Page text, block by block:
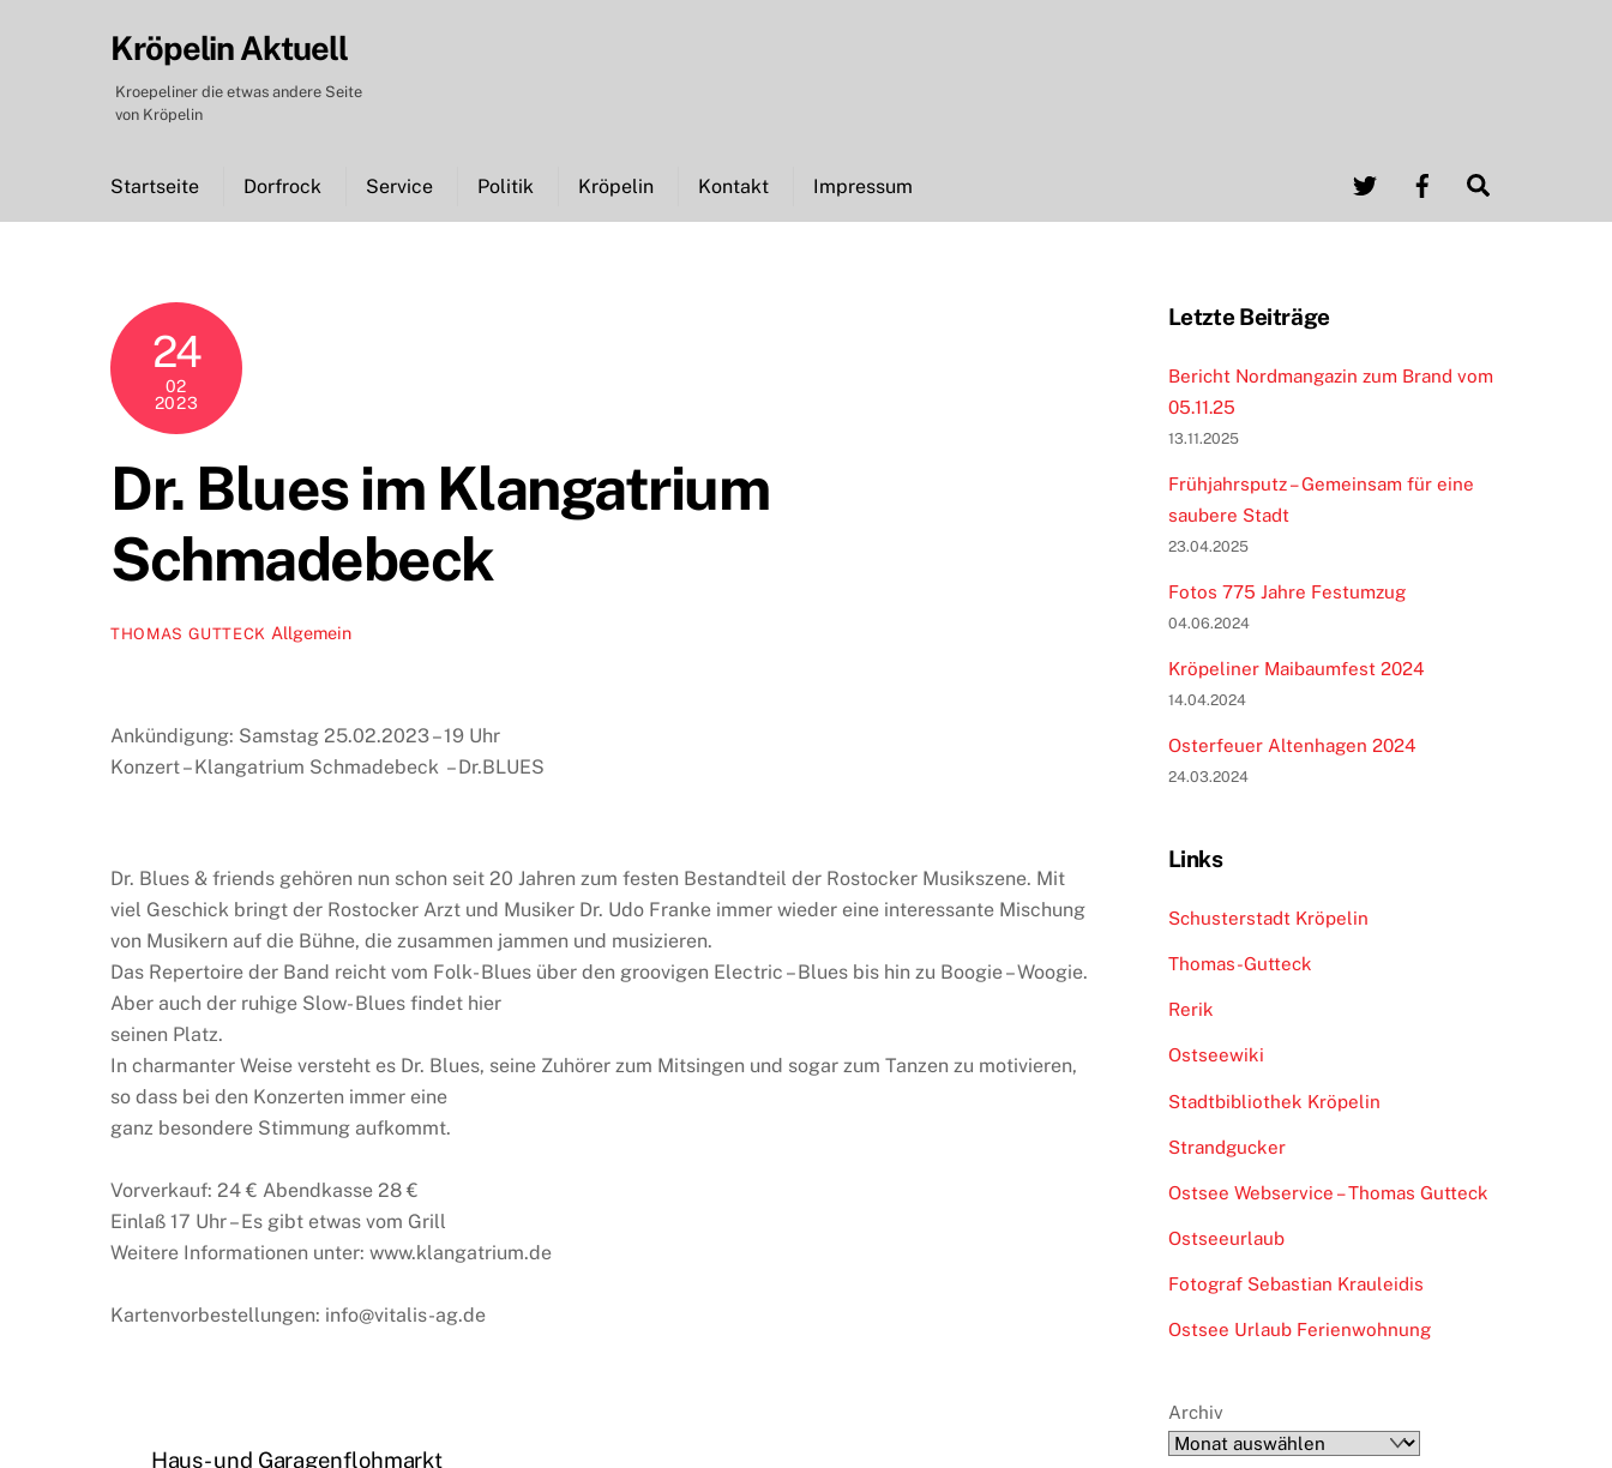
Kröpelin Aktuell
Kroepeliner die etwas andere Seite
von Kröpelin
Twitter Facebook
Startseite Dorfrock Service Politik Kröpelin Kontakt Impressum
24
02
2023
Dr. Blues im Klangatrium
Schmadebeck
THOMAS GUTTECK Allgemein
Ankündigung: Samstag 25.02.2023 – 19 Uhr
Konzert – Klangatrium Schmadebeck – Dr.BLUES
Dr. Blues & friends gehören nun schon seit 20 Jahren zum festen Bestandteil der Rostocker Musikszene. Mit
viel Geschick bringt der Rostocker Arzt und Musiker Dr. Udo Franke immer wieder eine interessante Mischung
von Musikern auf die Bühne, die zusammen jammen und musizieren.
Das Repertoire der Band reicht vom Folk- Blues über den groovigen Electric – Blues bis hin zu Boogie – Woogie.
Aber auch der ruhige Slow- Blues findet hier
seinen Platz.
In charmanter Weise versteht es Dr. Blues, seine Zuhörer zum Mitsingen und sogar zum Tanzen zu motivieren,
so dass bei den Konzerten immer eine
ganz besondere Stimmung aufkommt.
Vorverkauf: 24 € Abendkasse 28 €
Einlaß 17 Uhr – Es gibt etwas vom Grill
Weitere Informationen unter: www.klangatrium.de
Kartenvorbestellungen: info@vitalis-ag.de
Haus- und Garagenflohmarkt
Letzte Beiträge
Bericht Nordmangazin zum Brand vom
05.11.25
13.11.2025
Frühjahrsputz – Gemeinsam für eine
saubere Stadt
23.04.2025
Fotos 775 Jahre Festumzug
04.06.2024
Kröpeliner Maibaumfest 2024
14.04.2024
Osterfeuer Altenhagen 2024
24.03.2024
Links
Schusterstadt Kröpelin
Thomas-Gutteck
Rerik
Ostseewiki
Stadtbibliothek Kröpelin
Strandgucker
Ostsee Webservice – Thomas Gutteck
Ostseeurlaub
Fotograf Sebastian Krauleidis
Ostsee Urlaub Ferienwohnung
Archiv